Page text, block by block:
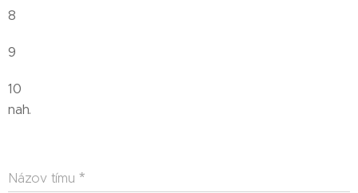
8
9
10
nah.
Názov tímu